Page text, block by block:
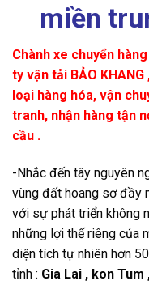
miền
Chành xe chuyển
ty vận tải BẢO
loại hàng hóa, vận
tranh, nhận hàng tận
cầu .
-Nhắc đến tây nguyên
vùng đất hoang sơ đầy
với sự phát triển không
những lợi thế riêng của
diện tích tự nhiên hơn
tỉnh : Gia Lai , kon